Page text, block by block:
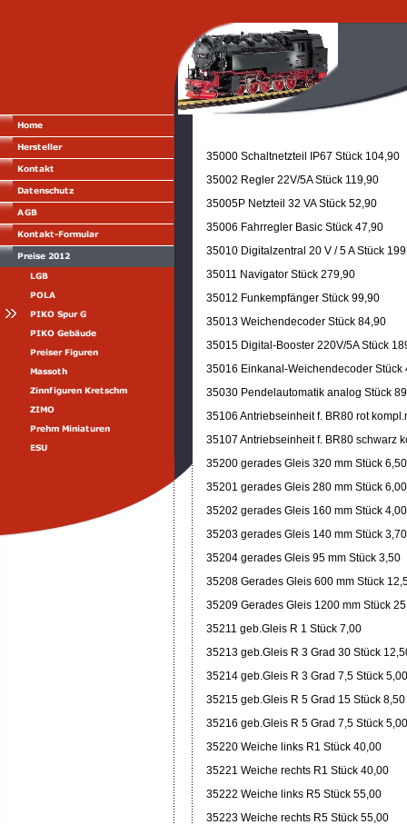
35000 Schaltnetzteil IP67 Stück 104,90
35002 Regler 22V/5A Stück 119,90
35005P Netzteil 32 VA Stück 52,90
35006 Fahrregler Basic Stück 47,90
35010 Digitalzentral 20 V / 5 A Stück
35011 Navigator Stück 279,90
35012 Funkempfänger Stück 99,90
35013 Weichendecoder Stück 84,90
35015 Digital-Booster 220V/5A Stück
35016 Einkanal-Weichendecoder Stück
35030 Pendelautomatik analog Stück
35106 Antriebseinheit f. BR80 rot
35107 Antriebseinheit f. BR80 schwarz
35200 gerades Gleis 320 mm Stück 6,50
35201 gerades Gleis 280 mm Stück 6,00
35202 gerades Gleis 160 mm Stück 4,00
35203 gerades Gleis 140 mm Stück 3,70
35204 gerades Gleis 95 mm Stück 3,50
35208 Gerades Gleis 600 mm Stück
35209 Gerades Gleis 1200 mm Stück
35211 geb.Gleis R 1 Stück 7,00
35213 geb.Gleis R 3 Grad 30 Stück
35214 geb.Gleis R 3 Grad 7,5 Stück 5,00
35215 geb.Gleis R 5 Grad 15 Stück 8,50
35216 geb.Gleis R 5 Grad 7,5 Stück 5,00
35220 Weiche links R1 Stück 40,00
35221 Weiche rechts R1 Stück 40,00
35222 Weiche links R5 Stück 55,00
35223 Weiche rechts R5 Stück 55,00